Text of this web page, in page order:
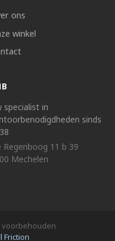
ons
winkel
specialist in
sinds
Regenboog 11 b 39
Mechelen
voorbehouden
Friction